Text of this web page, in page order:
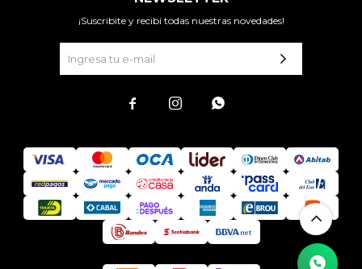
¡Suscribite y recibí todas nuestras novedades!
  